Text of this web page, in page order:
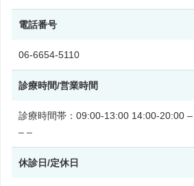
電話番号
06-6654-5110
診療時間/営業時間
診療時間帯：09:00-13:00 14:00-20:00
– –
休診日/定休日